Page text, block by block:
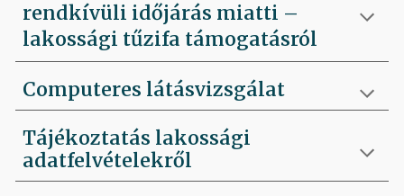
rendkívüli időjárás miatti –
lakossági tűzifa támogatásról
Computeres látásvizsgálat
Tájékoztatás lakossági
adatfelvételekről